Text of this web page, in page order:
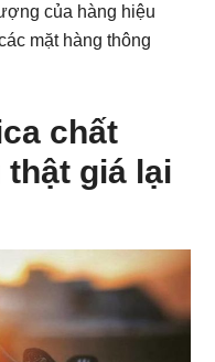
của hàng hiệu
mặt hàng thông
chất
giá lại